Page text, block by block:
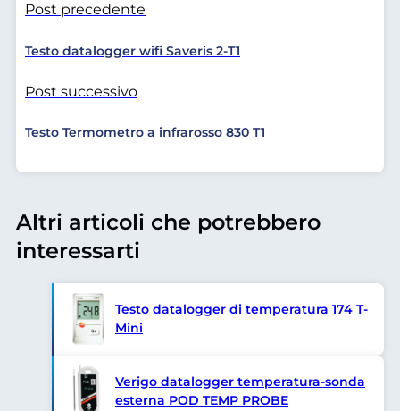
Post precedente
Testo datalogger wifi Saveris 2-T1
Post successivo
Testo Termometro a infrarosso 830 T1
Altri articoli che potrebbero
interessarti
Testo datalogger di temperatura 174 T-
Mini
Verigo datalogger temperatura-sonda
esterna POD TEMP PROBE